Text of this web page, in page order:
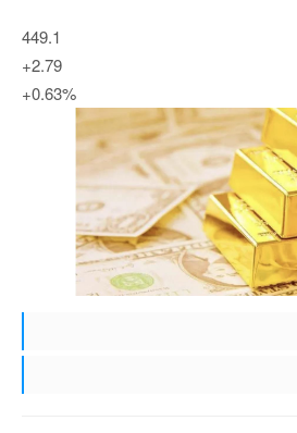
449.1
+2.79
+0.63%